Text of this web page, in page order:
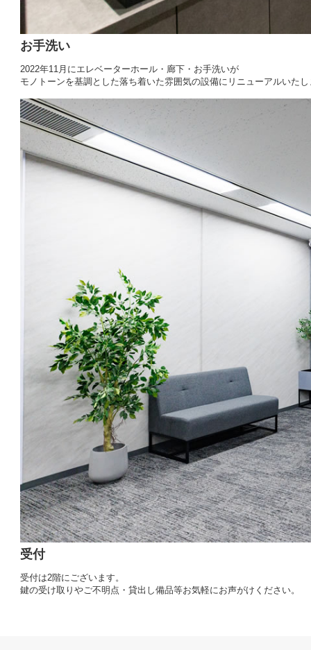
お手洗い
2022年11月にエレベーターホール・廊下・お手洗いが
モノトーンを基調とした落ち着いた雰囲気の設備にリニューアルいた
受付
受付は2階にございます。
鍵の受け取りやご不明点・貸出し備品等お気軽にお声がけください。